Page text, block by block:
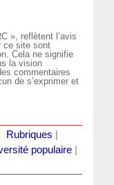
», reflètent l’avis
ce site sont
Cela ne signifie
la vision
commentaires
de s’exprimer et
Rubriques
populaire